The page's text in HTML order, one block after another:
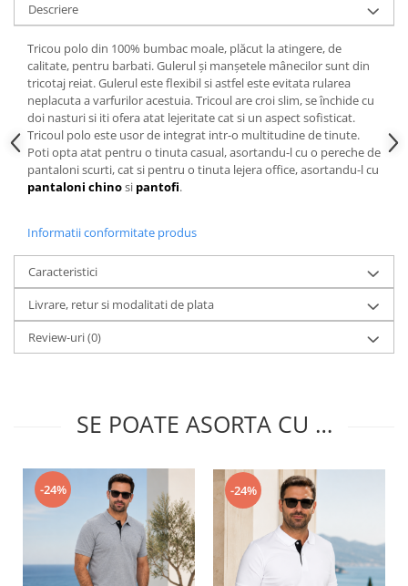
Descriere
Tricou polo din 100% bumbac moale, plăcut la atingere, de
calitate, pentru barbati. Gulerul și manșetele mânecilor sunt din
tricotaj reiat. Gulerul este flexibil si astfel este evitata rularea
neplacuta a varfurilor acestuia. Tricoul are croi slim, se închide cu
doi nasturi si iti ofera atat lejeritate cat si un aspect sofisticat.
Tricoul polo este usor de integrat intr-o multitudine de tinute.
Poti opta atat pentru o tinuta casual, asortandu-l cu o pereche de
pantaloni scurti, cat si pentru o tinuta lejera office, asortandu-l cu
pantaloni chinosi pantofi.
Informatii conformitate produs
Caracteristici
Livrare, retur si modalitati de plata
Review-uri(0)
SE POATE ASORTA CU …
-24% -24%